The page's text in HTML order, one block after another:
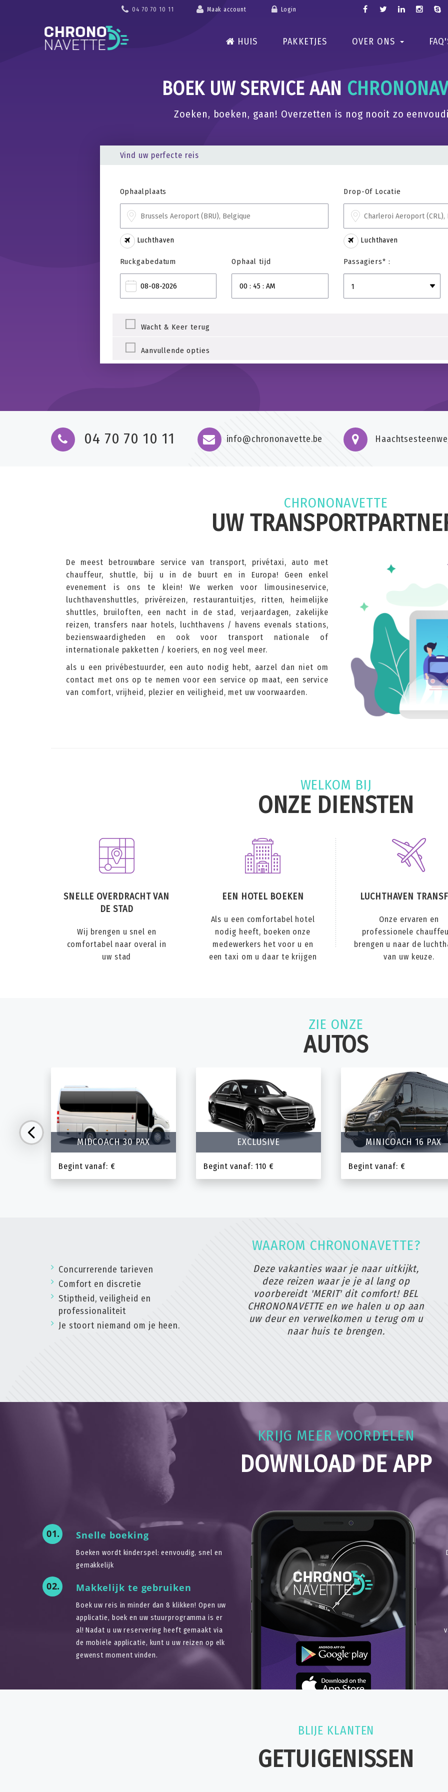
04 70 70 10 11 Maak account Login
HUIS PAKKETJES OVER ONS
BOEK UW SERVICE AAN
Zoeken, boeken, gaan! Overzetten is nog nooit zo
Vind uw perfecte reis
Ophaalplaats
Luchthaven
Drop-Of Locatie
Luchthaven
Ruckgabedatum Ophaal tijd Passagiers* :
Wacht & Keer terug
Aanvullende opties
04 70 70 10 11 info@chrononavette.be
CHRONONAVETTE
UW
De meest betrouwbare service van transport, privétaxi, auto met
chauffeur, shuttle, bij u in de buurt en in Europa! Geen enkel
evenement is ons te klein! We werken voor limousineservice,
luchthavenshuttles, privéreizen, restaurantuitjes, ritten, heimelijke
shuttles, bruiloften, een nacht in de stad, verjaardagen, zakelijke
reizen, transfers naar hotels, luchthavens / havens evenals stations,
bezienswaardigheden en ook voor transport nationale of
internationale pakketten / koeriers, en nog veel meer.
als u een privébestuurder, een auto nodig hebt, aarzel dan niet om
contact met ons op te nemen voor een service op maat, een service
van comfort, vrijheid, plezier en veiligheid, met uw voorwaarden.
WELKOM BIJ
ONZE DIENSTEN
SNELLE OVERDRACHT VAN
DE STAD
Wij brengen u snel en
comfortabel naar overal in
uw stad
EEN HOTEL BOEKEN
Als u een comfortabel hotel
nodig heeft, boeken onze
medewerkers het voor u en
een taxi om u daar te krijgen
LUCHTHAVEN
Onze ervaren en
professionele
brengen u naar de
van uw keuze.
ZIE ONZE
AUTOS
MIDCOACH 30 PAX
Begint vanaf: €
EXCLUSIVE
Begint vanaf: 110 €
MINICOACH 16 PAX
Begint vanaf: €
WAAROM CHRONONAVETTE?
Concurrerende tarieven
Comfort en discretie
Stiptheid, veiligheid en
professionaliteit
Je stoort niemand om je heen.
Deze vakanties waar je naar uitkijkt,
deze reizen waar je je al lang op
voorbereidt 'MERIT' dit comfort! BEL
CHRONONAVETTE en we halen u op aan
uw deur en verwelkomen u terug om u
naar huis te brengen.
KRIJG MEER VOORDELEN
DOWNLOAD DE APP
01. Snelle boeking
Boeken wordt kinderspel: eenvoudig, snel en
gemakkelijk
02. Makkelijk te gebruiken
Boek uw reis in minder dan 8 klikken! Open uw
applicatie, boek en uw stuurprogramma is er
al! Nadat u uw reservering heeft gemaakt via
de mobiele applicatie, kunt u uw reizen op elk
gewenst moment vinden.
BLIJE KLANTEN
GETUIGENISSEN